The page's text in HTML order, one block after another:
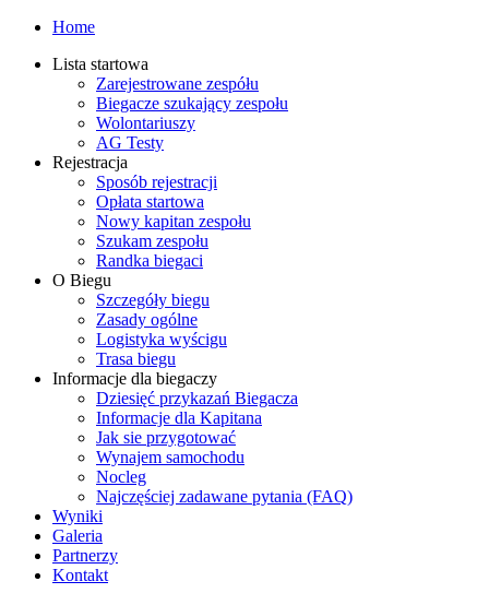
Home
Lista startowa
Zarejestrowane zespółu
Biegacze szukający zespołu
Wolontariuszy
AG Testy
Rejestracja
Sposób rejestracji
Opłata startowa
Nowy kapitan zespołu
Szukam zespołu
Randka biegaci
O Biegu
Szczegóły biegu
Zasady ogólne
Logistyka wyścigu
Trasa biegu
Informacje dla biegaczy
Dziesięć przykazań Biegacza
Informacje dla Kapitana
Jak sie przygotować
Wynajem samochodu
Nocleg
Najczęściej zadawane pytania (FAQ)
Wyniki
Galeria
Partnerzy
Kontakt